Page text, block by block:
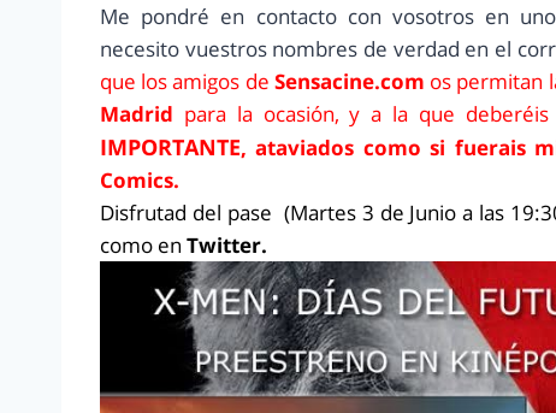
Me pondré en contacto con vosotros en
necesito vuestros nombres de verdad en el
que los amigos de Sensacine.com os permitan
Madrid para la ocasión, y a la que
IMPORTANTE, ataviados como si fuerais
Comics.
Disfrutad del pase (Martes 3 de Junio a las
como en Twitter.